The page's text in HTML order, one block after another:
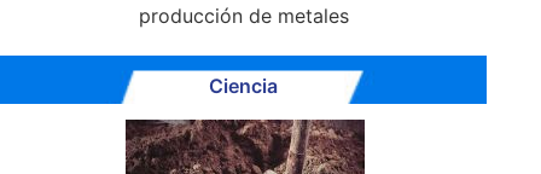
producción de metales
Ciencia